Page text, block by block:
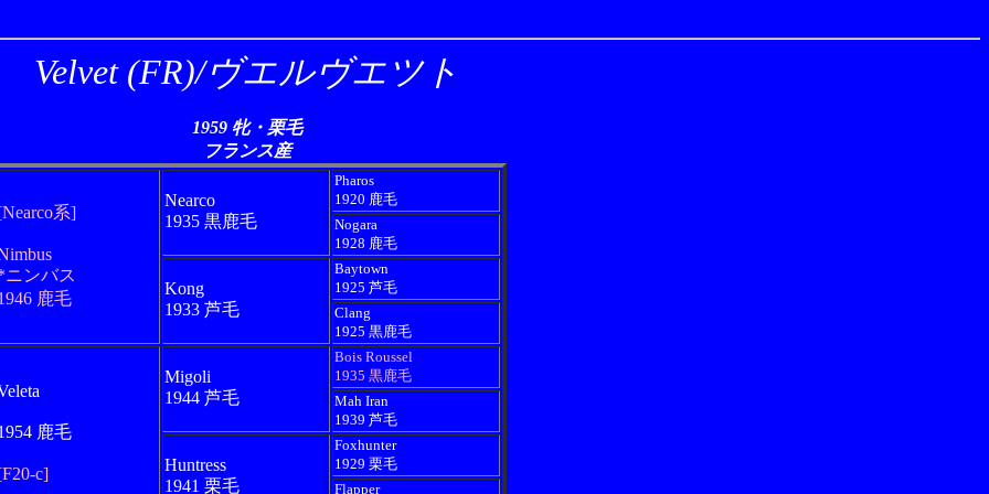
Velvet (FR)/ヴエルヴエツト
1959 牝・栗毛
フランス産
系]
ニンバス
鹿毛
Nearco
1935 黒鹿毛
Pharos
1920 鹿毛
Nogara
1928 鹿毛
Kong
1933 芦毛
Baytown
1925 芦毛
Clang
1925 黒鹿毛
鹿毛
c]
Migoli
1944 芦毛
Bois Roussel
1935 黒鹿毛
Mah Iran
1939 芦毛
Huntress
1941 栗毛
Foxhunter
1929 栗毛
Flapper